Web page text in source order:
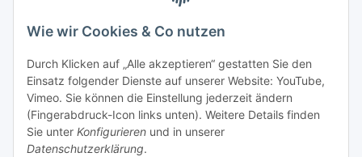
Wie wir Cookies & Co nutzen
Durch Klicken auf „Alle akzeptieren“ gestatten Sie den
Einsatz folgender Dienste auf unserer Website: YouTube,
Vimeo. Sie können die Einstellung jederzeit ändern
(Fingerabdruck-Icon links unten). Weitere Details finden
Sie unter Konfigurieren und in unserer
Datenschutzerklärung.
Fax+49 6333 99090 33
info@vitacellmedical.com
Erreichbarkeit
Mo – Fr 08:00 Uhr – 17:00 Uhr
Außerhalb dieser Zeit unter
info@vitacellmedical.com